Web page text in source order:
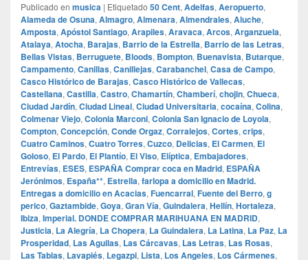
Publicado en musica | Etiquetado 50 Cent, Adelfas, Aeropuerto,
Alameda de Osuna, Almagro, Almenara, Almendrales, Aluche,
Amposta, Apóstol Santiago, Arapiles, Aravaca, Arcos, Arganzuela,
Atalaya, Atocha, Barajas, Barrio de la Estrella, Barrio de las Letras,
Bellas Vistas, Berruguete, Bloods, Bompton, Buenavista, Butarque,
Campamento, Canillas, Canillejas, Carabanchel, Casa de Campo,
Casco Histórico de Barajas, Casco Histórico de Vallecas,
Castellana, Castilla, Castro, Chamartín, Chamberí, chojin, Chueca,
Ciudad Jardín, Ciudad Lineal, Ciudad Universitaria, cocaína, Colina,
Colmenar Viejo, Colonia Marconi, Colonia San Ignacio de Loyola,
Compton, Concepción, Conde Orgaz, Corralejos, Cortes, crips,
Cuatro Caminos, Cuatro Torres, Cuzco, Delicias, El Carmen, El
Goloso, El Pardo, El Plantío, El Viso, Elíptica, Embajadores,
Entrevías, ESES, ESPAÑA Comprar coca en Madrid, ESPAÑA
Jerónimos, España**, Estrella, farlopa a domicilio en Madrid.
Entregas a domicilio en Acacias, Fuencarral, Fuente del Berro, g
perico, Gaztambide, Goya, Gran Vía, Guindalera, Hellín, Hortaleza,
Ibiza, Imperial. DONDE COMPRAR MARIHUANA EN MADRID,
Justicia, La Alegría, La Chopera, La Guindalera, La Latina, La Paz, La
Prosperidad, Las Aguilas, Las Cárcavas, Las Letras, Las Rosas,
Las Tablas, Lavapiés, Legazpi, Lista, Los Angeles, Los Cármenes,